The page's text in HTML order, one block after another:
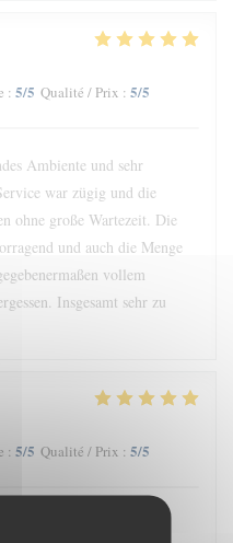
: 5/5 Qualité / Prix : 5/5
Ambiente und sehr
war zügig und die
ohne große Wartezeit. Die
und auch die Menge
vollem
Insgesamt sehr zu
: 5/5 Qualité / Prix : 5/5